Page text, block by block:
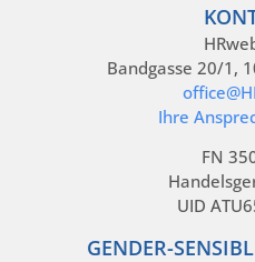
Bandgasse 20/1,
Ihre
FN
UID
GENDER-